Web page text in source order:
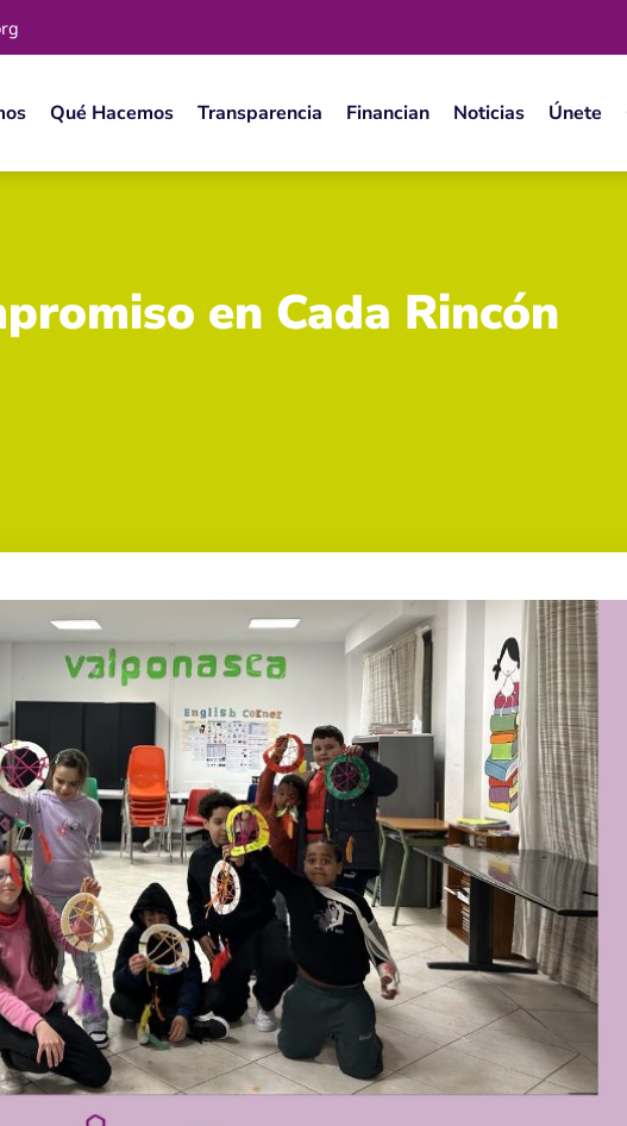
Qué Hacemos Transparencia Financian Noticias Únete
en Cada Rincón